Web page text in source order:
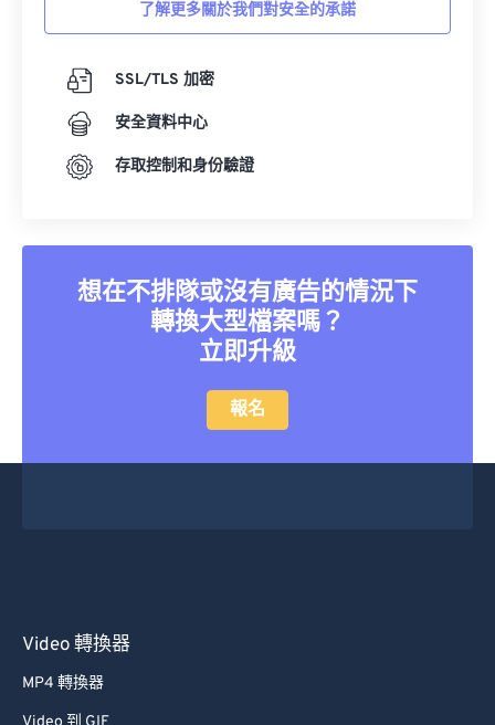
了解更多關於我們對安全的承諾
SSL/TLS 加密
安全資料中心
存取控制和身份驗證
想在不排隊或沒有廣告的情況下
轉換大型檔案嗎？
立即升級
報名
Video 轉換器
MP4 轉換器